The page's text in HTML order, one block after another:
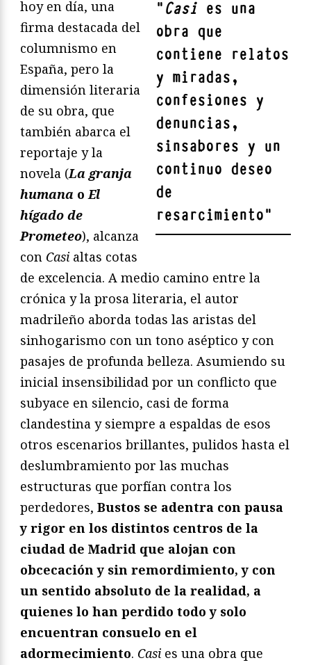
"Casi es una
obra que
contiene relatos
y miradas,
confesiones y
denuncias,
sinsabores y un
continuo deseo
de
resarcimiento"
hoy en día, una
firma destacada del
columnismo en
España, pero la
dimensión literaria
de su obra, que
también abarca el
reportaje y la
novela (La granja
humana o El
hígado de
Prometeo), alcanza
con Casi altas cotas
de excelencia. A medio camino entre la
crónica y la prosa literaria, el autor
madrileño aborda todas las aristas del
sinhogarismo con un tono aséptico y con
pasajes de profunda belleza. Asumiendo su
inicial insensibilidad por un conflicto que
subyace en silencio, casi de forma
clandestina y siempre a espaldas de esos
otros escenarios brillantes, pulidos hasta el
deslumbramiento por las muchas
estructuras que porfían contra los
perdedores, Bustos se adentra con pausa
y rigor en los distintos centros de la
ciudad de Madrid que alojan con
obcecación y sin remordimiento, y con
un sentido absoluto de la realidad, a
quienes lo han perdido todo y solo
encuentran consuelo en el
adormecimiento. Casi es una obra que